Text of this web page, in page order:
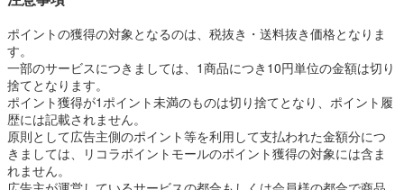
ポイントの獲得の対象となるのは、税抜き・送料抜き価格となりま
す。
一部のサービスにつきましては、1商品につき10円単位の金額は切り
捨てとなります。
ポイント獲得が1ポイント未満のものは切り捨てとなり、ポイント履
歴には記載されません。
原則として広告主側のポイント等を利用して支払われた金額分につ
きましては、リコラポイントモールのポイント獲得の対象には含ま
れません。